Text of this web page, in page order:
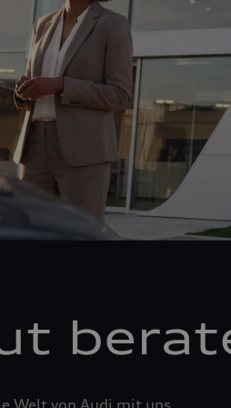
Welt von Audi mit uns